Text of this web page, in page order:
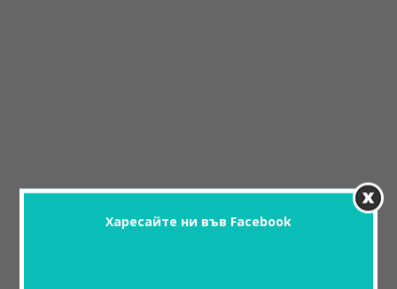
Харесайте ни във Facebook